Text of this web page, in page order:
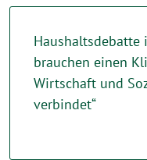
Haushaltsdebatte
brauchen einen
Wirtschaft und
verbindet“